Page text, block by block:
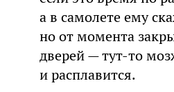
а в самолете ему
но от момента
дверей — тут-то
и расплавится.